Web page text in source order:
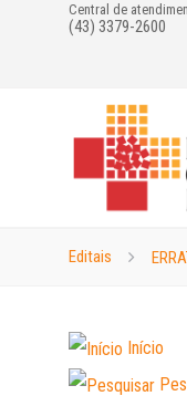
Central de
(43) 3379-2600
Editais
Início